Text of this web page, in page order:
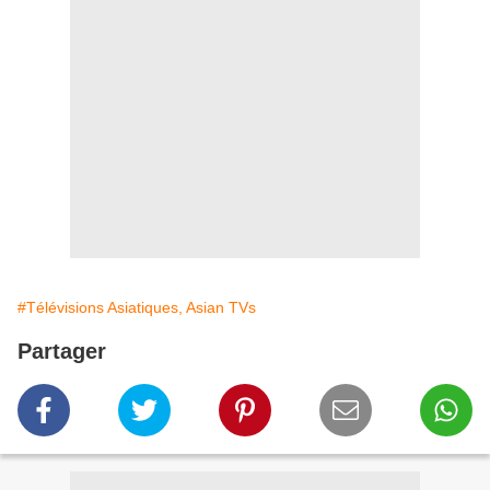
#Télévisions Asiatiques, Asian TVs
Partager